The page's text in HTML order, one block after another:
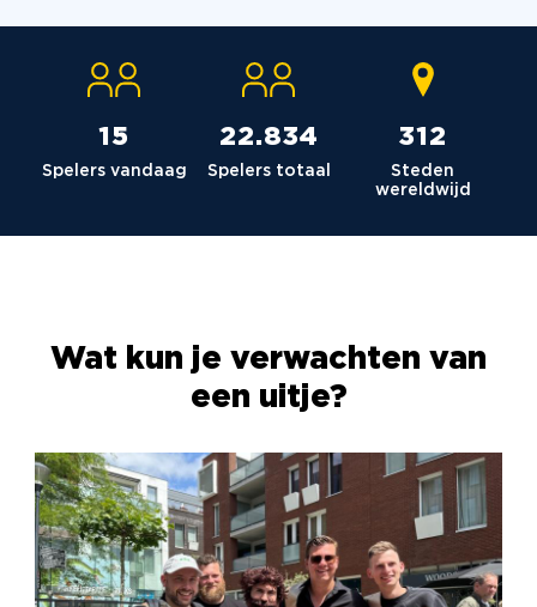
15
Spelers vandaag
23.036
Spelers totaal
315
Steden
wereldwijd
Wat kun je verwachten van
een uitje?